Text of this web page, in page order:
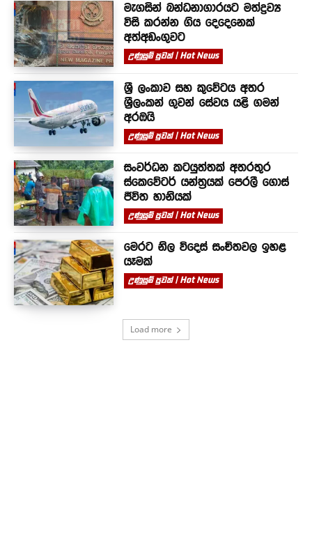
මැගසින් බන්ධනාගාරයට මත්ද්‍රව්‍ය
විසි කරන්න ගිය දෙදෙනෙක්
අත්අඩංගුවට
උණුසුම් පුවත් | Hot News
ශ්‍රී ලංකාව සහ කුවේටය අතර
ශ්‍රීලංකන් ගුවන් සේවය යළි ගමන්
අරඹයි
උණුසුම් පුවත් | Hot News
සංවර්ධන කටයුත්තක් අතරතුර
ස්කෙවේටර් යන්ත්‍රයක් පෙරලී ගොස්
ජීවිත හානියක්
උණුසුම් පුවත් | Hot News
මෙරට නිල විදෙස් සංචිතවල ඉහළ
යෑමක්
උණුසුම් පුවත් | Hot News
Load more